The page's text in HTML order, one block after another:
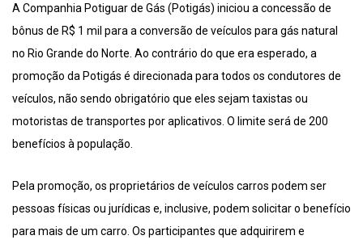
A Companhia Potiguar de Gás (Potigás) iniciou a concessão de
bônus de R$ 1 mil para a conversão de veículos para gás natural
no Rio Grande do Norte. Ao contrário do que era esperado, a
promoção da Potigás é direcionada para todos os condutores de
veículos, não sendo obrigatório que eles sejam taxistas ou
motoristas de transportes por aplicativos. O limite será de 200
benefícios à população.
Pela promoção, os proprietários de veículos carros podem ser
pessoas físicas ou jurídicas e, inclusive, podem solicitar o benefício
para mais de um carro. Os participantes que adquirirem e